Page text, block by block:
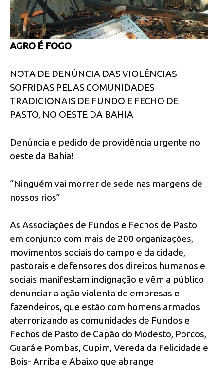
AGRO É FOGO
NOTA DE DENÚNCIA DAS VIOLÊNCIAS
SOFRIDAS PELAS COMUNIDADES
TRADICIONAIS DE FUNDO E FECHO DE
PASTO, NO OESTE DA BAHIA
Denúncia e pedido de providência urgente no
oeste da Bahia!
“Ninguém vai morrer de sede nas margens de
nossos rios”
As Associações de Fundos e Fechos de Pasto
em conjunto com mais de 200 organizações,
movimentos sociais do campo e da cidade,
pastorais e defensores dos direitos humanos e
sociais manifestam indignação e vêm a público
denunciar a ação violenta de empresas e
fazendeiros, que estão com homens armados
aterrorizando as comunidades de Fundos e
Fechos de Pasto de Capão do Modesto, Porcos,
Guará e Pombas, Cupim, Vereda da Felicidade e
Bois- Arriba e Abaixo que abrange